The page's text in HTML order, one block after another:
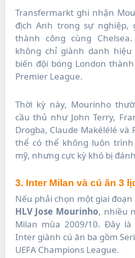
Transfermarkt ghi nhận
địch Anh trong sự nghiệp,
thành công cùng
không chỉ giành danh
biến đội bóng London
Premier League.
Thời kỳ này, Mourinho
cầu thủ như John Terry,
Drogba, Claude Makélélé và
thể có thể không luôn
mỹ, nhưng cực kỳ khó bị
3. Inter Milan và cú ăn 3
Nếu phải chọn một giai
HLV Jose Mourinho, nhiều
Milan mùa 2009/10. Đây
Inter giành cú ăn ba gồm
UEFA Champions League.